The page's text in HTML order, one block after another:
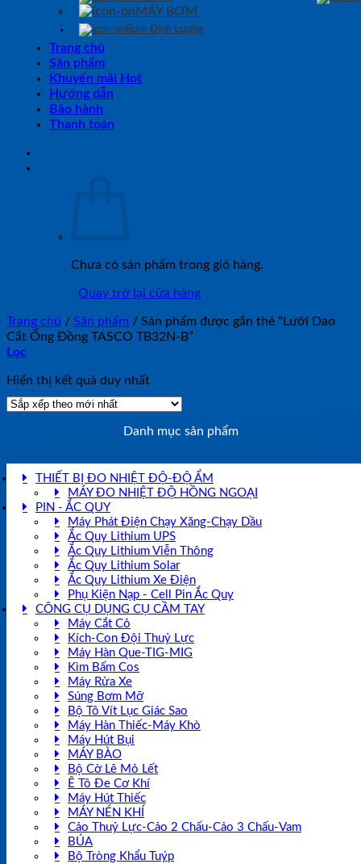
MÁY BƠM
Bơm Định Lượng
Trang chủ
Sản phẩm
Khuyến mãi Hot
Hướng dẫn
Bảo hành
Thanh toán
Chưa có sản phẩm trong giỏ hàng.
Quay trở lại cửa hàng
Trang chủ / Sản phẩm / Sản phẩm được gắn thẻ “Lưỡi Dao
Cắt Ống Đồng TASCO TB32N-B”
Lọc
Hiển thị kết quả duy nhất
Danh mục sản phẩm
THIẾT BỊ ĐO NHIỆT ĐỘ-ĐỘ ẨM
MÁY ĐO NHIỆT ĐỘ HỒNG NGOẠI
PIN - ẮC QUY
Máy Phát Điện Chạy Xăng-Chạy Dầu
Ắc Quy Lithium UPS
Ắc Quy Lithium Viễn Thông
Ắc Quy Lithium Solar
Ắc Quy Lithium Xe Điện
Phụ Kiện Nạp - Cell Pin Ắc Quy
CÔNG CỤ DỤNG CỤ CẦM TAY
Máy Cắt Cỏ
Kích-Con Đội Thuỷ Lực
Máy Hàn Que-TIG-MIG
Kìm Bấm Cos
Máy Rửa Xe
Súng Bơm Mỡ
Bộ Tô Vít Lục Giác Sao
Máy Hàn Thiếc-Máy Khò
Máy Hút Bụi
MÁY BÀO
Bộ Cờ Lê Mỏ Lết
Ê Tô Đe Cơ Khí
Máy Hút Thiếc
MÁY NÉN KHÍ
Cảo Thuỷ Lực-Cảo 2 Chấu-Cảo 3 Chấu-Vam
BÚA
Bộ Tròng Khẩu Tuýp